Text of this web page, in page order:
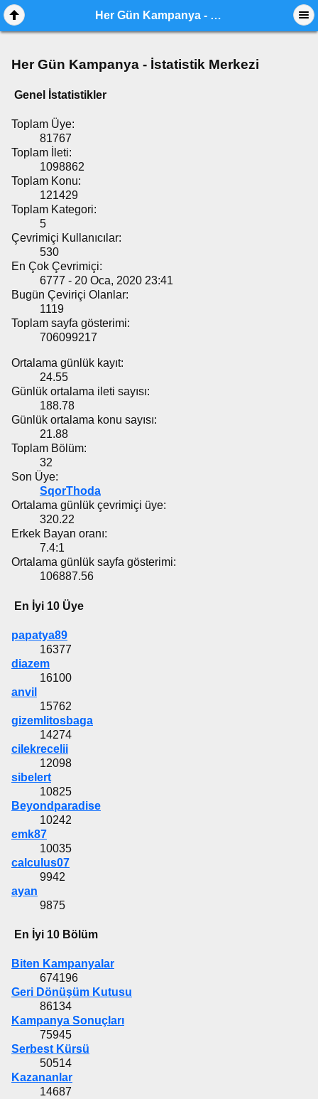
Her Gün Kampanya - İstatistik Merkezi
Her Gün Kampanya - İstatistik Merkezi
Genel İstatistikler
Toplam Üye:
81767
Toplam İleti:
1098862
Toplam Konu:
121429
Toplam Kategori:
5
Çevrimiçi Kullanıcılar:
530
En Çok Çevrimiçi:
6777 - 20 Oca, 2020 23:41
Bugün Çeviriçi Olanlar:
1119
Toplam sayfa gösterimi:
706099217
Ortalama günlük kayıt:
24.55
Günlük ortalama ileti sayısı:
188.78
Günlük ortalama konu sayısı:
21.88
Toplam Bölüm:
32
Son Üye:
SqorThoda
Ortalama günlük çevrimiçi üye:
320.22
Erkek Bayan oranı:
7.4:1
Ortalama günlük sayfa gösterimi:
106887.56
En İyi 10 Üye
papatya89
16377
diazem
16100
anvil
15762
gizemlitosbaga
14274
cilekrecelii
12098
sibelert
10825
Beyondparadise
10242
emk87
10035
calculus07
9942
ayan
9875
En İyi 10 Bölüm
Biten Kampanyalar
674196
Geri Dönüşüm Kutusu
86134
Kampanya Sonuçları
75945
Serbest Kürsü
50514
Kazananlar
14687